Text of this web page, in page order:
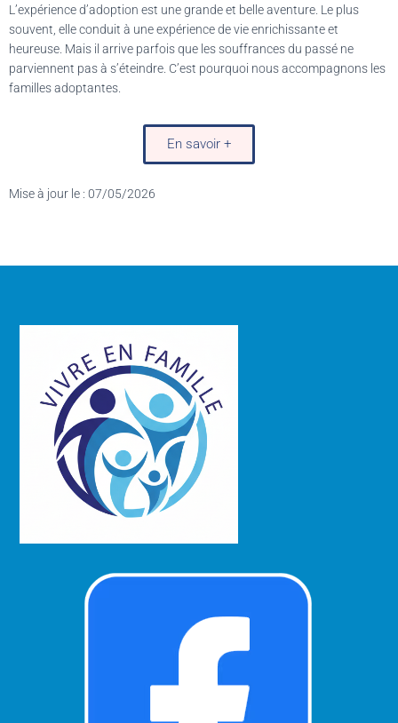
L’expérience d’adoption est une grande et belle aventure. Le plus
souvent, elle conduit à une expérience de vie enrichissante et
heureuse. Mais il arrive parfois que les souffrances du passé ne
parviennent pas à s’éteindre. C’est pourquoi nous accompagnons les
familles adoptantes.
En savoir +
Mise à jour le : 07/05/2026